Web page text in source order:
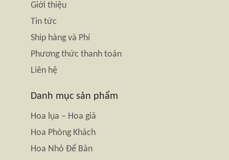
Giới thiệu
Tin tức
Ship hàng và Phí
Phương thức thanh toán
Liên hệ
Danh mục sản phẩm
Hoa lụa – Hoa giả
Hoa Phòng Khách
Hoa Nhỏ Để Bàn